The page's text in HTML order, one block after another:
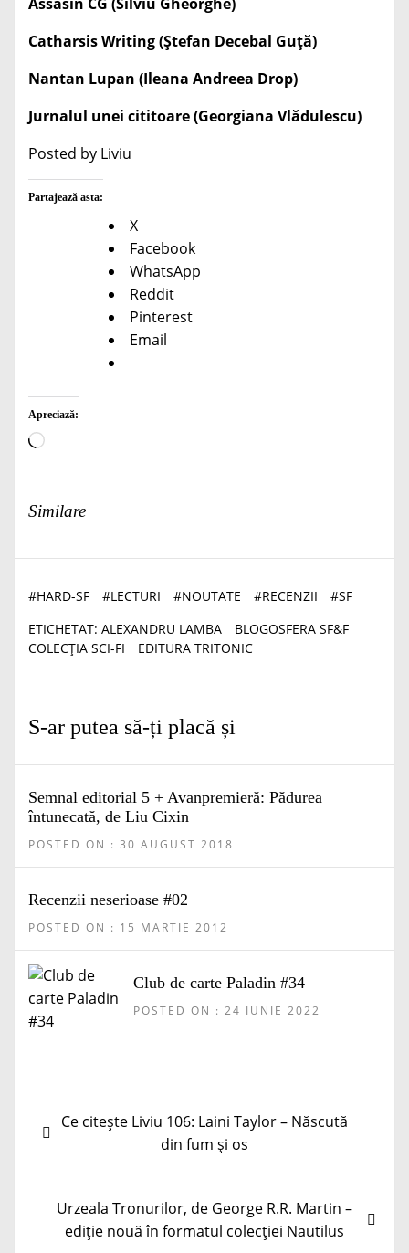
Catharsis Writing (Ștefan Decebal Guță)
Nantan Lupan (Ileana Andreea Drop)
Jurnalul unei cititoare (Georgiana Vlădulescu)
Posted by Liviu
Partajează asta:
X
Facebook
WhatsApp
Reddit
Pinterest
Email
Apreciază:
Încarc...
Similare
#HARD-SF #LECTURI #NOUTATE #RECENZII #SF
ETICHETAT: ALEXANDRU LAMBA
BLOGOSFERA SF&F
COLECȚIA SCI-FI
EDITURA TRITONIC
S-ar putea să-ți placă și
Semnal editorial 5 + Avanpremieră: Pădurea
întunecată, de Liu Cixin
POSTED ON : 30 AUGUST 2018
Recenzii neserioase #02
POSTED ON : 15 MARTIE 2012
Club de carte Paladin #34
POSTED ON : 24 IUNIE 2022
Navigare
în
Articolul
Ce citește Liviu 106: Laini Taylor – Născută
din fum și os
Articolul
următor:
Urzeala Tronurilor, de George R.R. Martin –
ediție nouă în formatul colecției Nautilus